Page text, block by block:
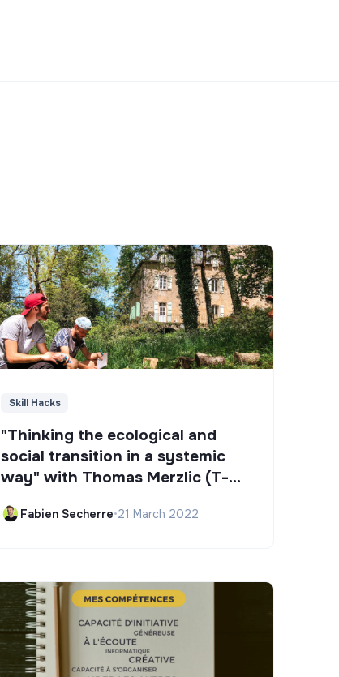
Skill Hacks
"Thinking the ecological and
social transition in a systemic
way" with Thomas Merzlic (T-
Fabien Secherre•21 March 2022